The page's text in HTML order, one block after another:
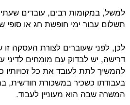
למשל, במקומות רבים, עובדים
תשלום עבור ימי חופשת חג או סופי
לכן, לפני שעוברים לצורת העסקה
דרישה, יש לבדוק עם מומחים לדיני
להמשיך לתת לעובד את כל זכויותיו
בעבודתו כשכיר במשכורת חודשית,
המשרה שבה הוא מעוניין לעבוד.